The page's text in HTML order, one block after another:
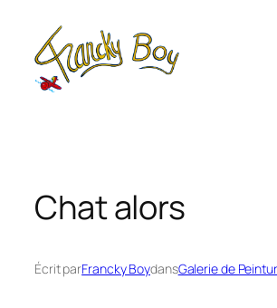
contenu
Chat alors
Écrit parFrancky BoydansGalerie de